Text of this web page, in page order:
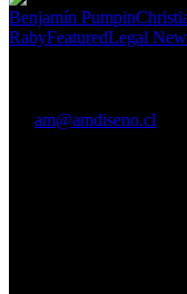
Benjamín Pumpin
RabyFeaturedLegal
am@amdiseno.cl